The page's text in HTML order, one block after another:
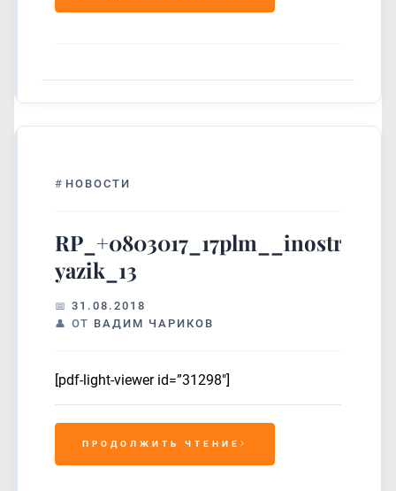
# НОВОСТИ
RP_+0803017_17plm__inostranniy
yazik_13
31.08.2018
ОТ ВАДИМ ЧАРИКОВ
[pdf-light-viewer id=”31298″]
ПРОДОЛЖИТЬ ЧТЕНИЕ